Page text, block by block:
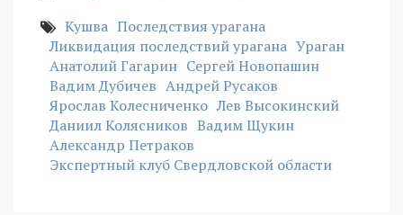
Кушва Последствия урагана
Ликвидация последствий урагана Ураган
Анатолий Гагарин Сергей Новопашин
Вадим Дубичев Андрей Русаков
Ярослав Колесниченко Лев Высокинский
Даниил Колясников Вадим Щукин
Александр Петраков
Экспертный клуб Свердловской области